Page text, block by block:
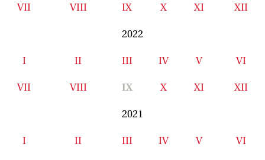
VII VIII IX X XI XII
2022
I II III IV V VI
VII VIII IX X XI XII
2021
I II III IV V VI